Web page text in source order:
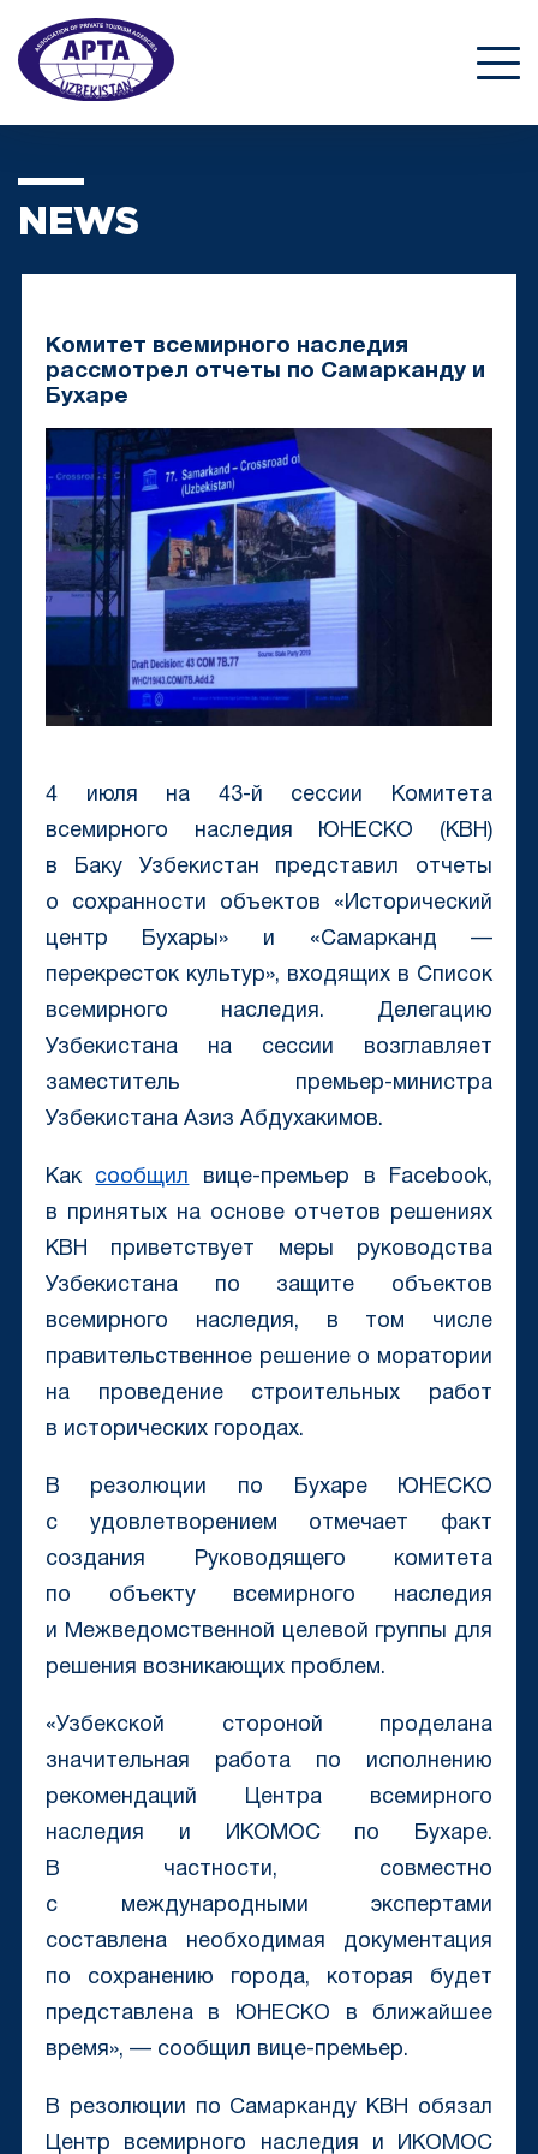
NEWS
Комитет всемирного наследия
рассмотрел отчеты по Самарканду и
Бухаре
4 июля на 43-й сессии Комитета
всемирного наследия ЮНЕСКО (КВН)
в Баку Узбекистан представил отчеты
о сохранности объектов «Исторический
центр Бухары» и «Самарканд —
перекресток культур», входящих в Список
всемирного наследия. Делегацию
Узбекистана на сессии возглавляет
заместитель премьер-министра
Узбекистана Азиз Абдухакимов.
Как сообщил вице-премьер в Facebook,
в принятых на основе отчетов решениях
КВН приветствует меры руководства
Узбекистана по защите объектов
всемирного наследия, в том числе
правительственное решение о моратории
на проведение строительных работ
в исторических городах.
В резолюции по Бухаре ЮНЕСКО
с удовлетворением отмечает факт
создания Руководящего комитета
по объекту всемирного наследия
и Межведомственной целевой группы для
решения возникающих проблем.
«Узбекской стороной проделана
значительная работа по исполнению
рекомендаций Центра всемирного
наследия и ИКОМОС по Бухаре.
В частности, совместно
с международными экспертами
составлена необходимая документация
по сохранению города, которая будет
представлена в ЮНЕСКО в ближайшее
время», — сообщил вице-премьер.
В резолюции по Самарканду КВН обязал
Центр всемирного наследия и ИКОМОС